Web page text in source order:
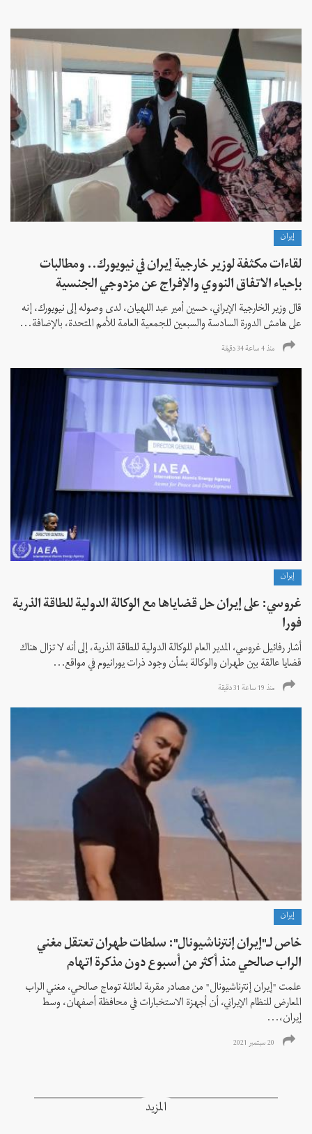
إيران
لقاءات مكثفة لوزير خارجية إيران في نيويورك.. ومطالبات
بإحياء الاتفاق النووي والإفراج عن مزدوجي الجنسية
قال وزير الخارجية الإيراني، حسين أمير عبد اللهيان، لدى وصوله إلى نيويورك، إنه
على هامش الدورة السادسة والسبعين للجمعية العامة للأمم المتحدة، بالإضافة...
منذ 4 ساعة 34 دقیقة
إيران
غروسي: على إيران حل قضاياها مع الوكالة الدولية للطاقة الذرية
فورا
أشار رفائيل غروسي، المدير العام للوكالة الدولية للطاقة الذرية، إلى أنه لا تزال هناك
قضايا عالقة بين طهران والوكالة بشأن وجود ذرات يورانيوم في مواقع...
منذ 19 ساعة 31 دقیقة
إيران
خاص لـ"إيران إنترناشيونال": سلطات طهران تعتقل مغني
الراب صالحي منذ أكثر من أسبوع دون مذكرة اتهام
علمت "إيران إنترناشيونال" من مصادر مقربة لعائلة توماج صالحي، مغني الراب
المعارض للنظام الإيراني، أن أجهزة الاستخبارات في محافظة أصفهان، وسط
إيران،...
20 سبتمبر 2021
المزيد